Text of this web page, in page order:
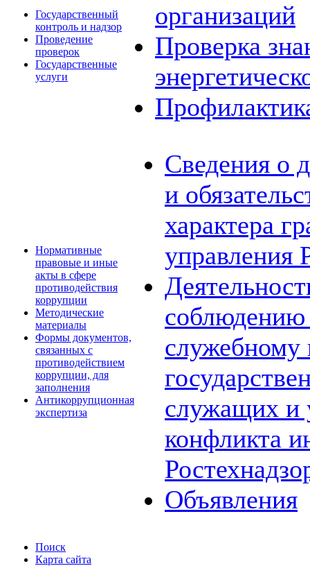
Государственный
контроль и надзор
Проведение
проверок
Государственные
услуги
организаций
Проверка
Нормативные
правовые и иные
акты в сфере
противодействия
коррупции
Методические
материалы
Формы документов,
связанных с
противодействием
коррупции, для
заполнения
Антикоррупционная
экспертиза
Сведения о
и
характера
управления
соблюдению
служебному
служащих и
конфликта
Объявления
Поиск
Карта сайта